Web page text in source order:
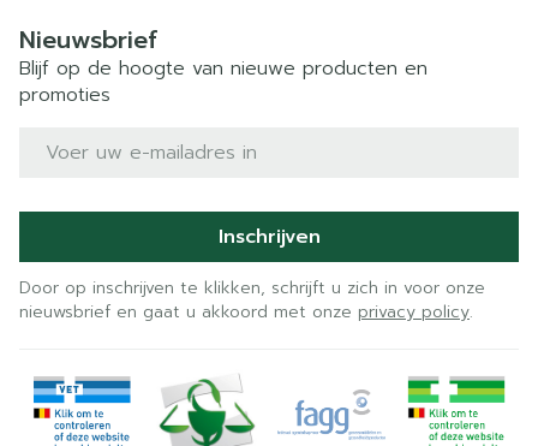
Nieuwsbrief
Blijf op de hoogte van nieuwe producten en
promoties
E-mail adres
Inschrijven
Door op inschrijven te klikken, schrijft u zich in voor onze
nieuwsbrief en gaat u akkoord met onze privacy policy.